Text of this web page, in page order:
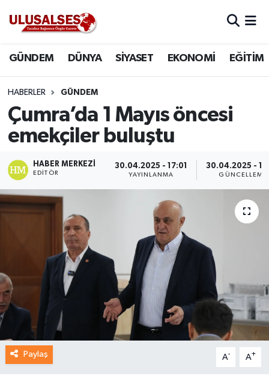
GÜNDEM DÜNYA SİYASET EKONOMİ EĞİTİM
HABERLER GÜNDEM
Çumra’da 1 Mayıs öncesi
emekçiler buluştu
HABER MERKEZI
EDITÖR
30.04.2025 - 17:01
YAYINLANMA
30.04.2025 -
GÜNCELLEME
Paylaş A- A+
DÜNYA
SİYASET
EKONOMİ
EĞİTİM
SAĞLIK
MAGAZİN
SPOR
Trafik Durumu
Süper Lig Puan Durumu ve Fikstür
Tüm Manşetler
Son Dakika Haberleri
Haber Arşivi